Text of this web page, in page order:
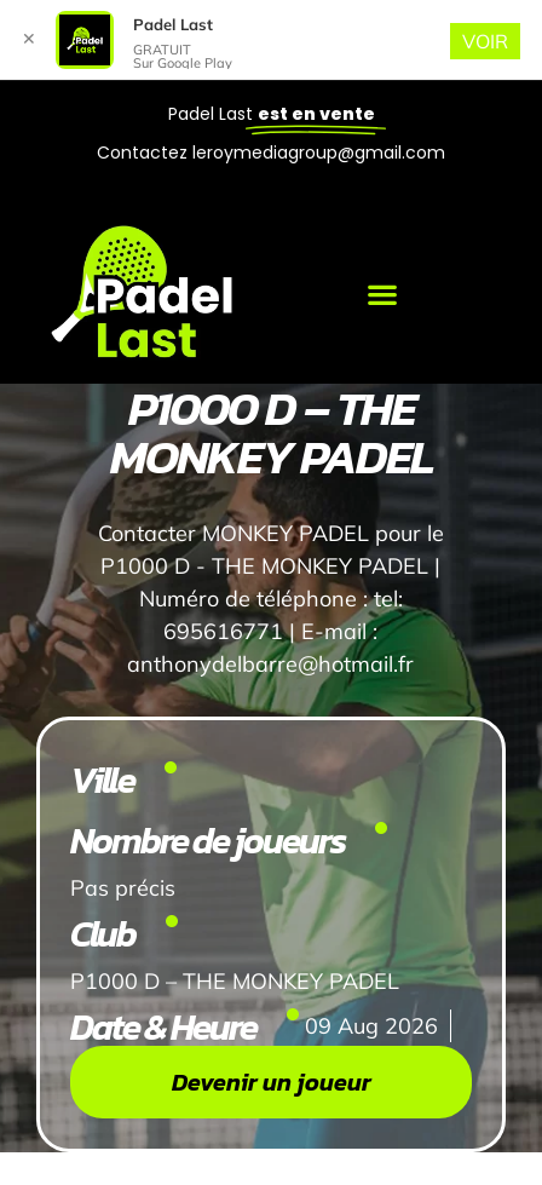
Padel Last est en vente
Contactez leroymediagroup@gmail.com
P1000 D – THE
MONKEY PADEL
Contacter MONKEY PADEL pour le
P1000 D - THE MONKEY PADEL |
Numéro de téléphone : tel:
695616771 | E-mail :
anthonydelbarre@hotmail.fr
Ville
Nombre de joueurs
Pas précis
Club
P1000 D – THE MONKEY PADEL
Date & Heure 09 Aug 2026
Devenir un joueur
✕
Padel Last
GRATUIT
Sur Google Play
VOIR